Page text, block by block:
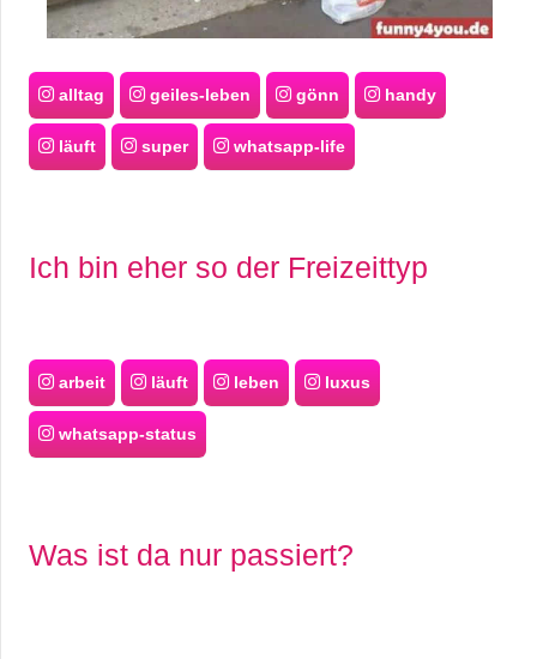
alltag geiles-leben gönn handy
läuft super whatsapp-life
Ich bin eher so der Freizeittyp
arbeit läuft leben luxus
whatsapp-status
Was ist da nur passiert?